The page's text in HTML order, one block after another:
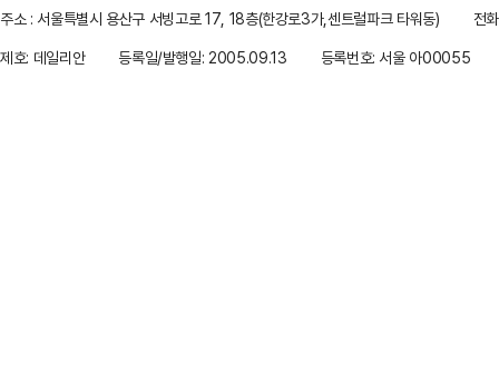
주소 : 서울특별시 용산구 서빙고로 17, 18층(한강로3가,센트럴파크 타워동)
전
제호: 데일리안
등록일/발행일: 2005.09.13 등록번호: 서울 아00055